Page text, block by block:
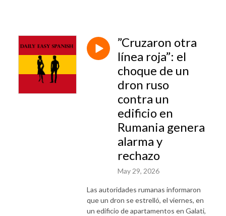
”Cruzaron otra
línea roja”: el
choque de un
dron ruso
contra un
edificio en
Rumania genera
alarma y
rechazo
May 29, 2026
Las autoridades rumanas informaron
que un dron se estrelló, el viernes, en
un edificio de apartamentos en Galati,